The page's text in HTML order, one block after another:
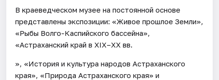
В краеведческом музее на постоянной основе
представлены экспозиции: «Живое прошлое Земли»,
«Рыбы Волго-Каспийского бассейна»,
«Астраханский край в XIX–XX вв.
», «История и культура народов Астраханского
края», «Природа Астраханского края» и